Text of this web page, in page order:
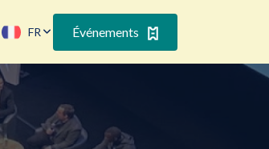
FR Événements